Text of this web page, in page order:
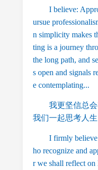
I believe:
ursue
n simplicity makes
ting is a journey
the long path, and
s open and signals
e contemplating...
我更坚信总
我们一起思考人生
I firmly
ho recognize and
r we shall reflect